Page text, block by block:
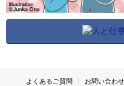
よくあるご質問 お問い合わせ